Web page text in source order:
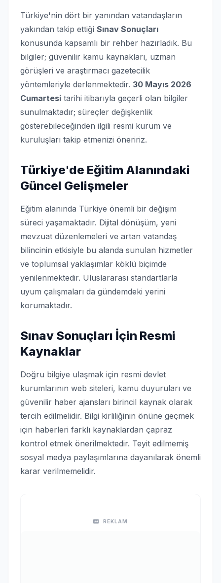
Türkiye'nin dört bir yanından vatandaşların
yakından takip ettiği Sınav Sonuçları
konusunda kapsamlı bir rehber hazırladık. Bu
bilgiler; güvenilir kamu kaynakları, uzman
görüşleri ve araştırmacı gazetecilik
yöntemleriyle derlenmektedir. 30 Mayıs 2026
Cumartesi tarihi itibarıyla geçerli olan bilgiler
sunulmaktadır; süreçler değişkenlik
gösterebileceğinden ilgili resmi kurum ve
kuruluşları takip etmenizi öneririz.
Türkiye'de Eğitim Alanındaki
Güncel Gelişmeler
Eğitim alanında Türkiye önemli bir değişim
süreci yaşamaktadır. Dijital dönüşüm, yeni
mevzuat düzenlemeleri ve artan vatandaş
bilincinin etkisiyle bu alanda sunulan hizmetler
ve toplumsal yaklaşımlar köklü biçimde
yenilenmektedir. Uluslararası standartlarla
uyum çalışmaları da gündemdeki yerini
korumaktadır.
Sınav Sonuçları İçin Resmi
Kaynaklar
Doğru bilgiye ulaşmak için resmi devlet
kurumlarının web siteleri, kamu duyuruları ve
güvenilir haber ajansları birincil kaynak olarak
tercih edilmelidir. Bilgi kirliliğinin önüne geçmek
için haberleri farklı kaynaklardan çapraz
kontrol etmek önerilmektedir. Teyit edilmemiş
sosyal medya paylaşımlarına dayanılarak önemli
karar verilmemelidir.
REKLAM